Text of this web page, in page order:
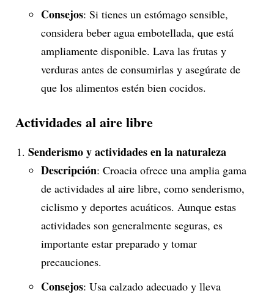
Consejos: Si tienes un estómago sensible,
considera beber agua embotellada, que está
ampliamente disponible. Lava las frutas y
verduras antes de consumirlas y asegúrate de
que los alimentos estén bien cocidos.
Actividades al aire libre
Senderismo y actividades en la naturaleza
Descripción: Croacia ofrece una amplia gama
de actividades al aire libre, como senderismo,
ciclismo y deportes acuáticos. Aunque estas
actividades son generalmente seguras, es
importante estar preparado y tomar
precauciones.
Consejos: Usa calzado adecuado y lleva